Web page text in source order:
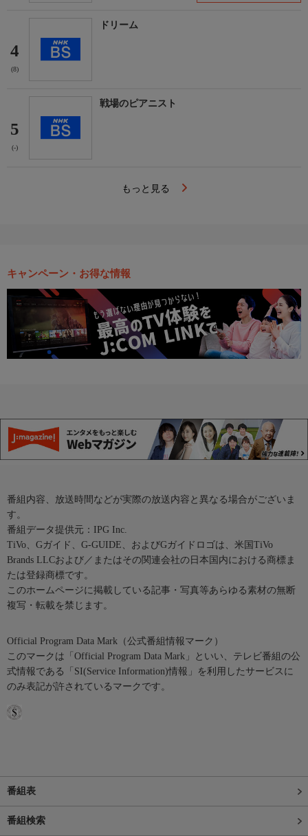
4
(8)
ドリーム
5
(-)
戦場のピアニスト
もっと見る
キャンペーン・お得な情報
番組内容、放送時間などが実際の放送内容と異なる場合がございま
す。
番組データ提供元：IPG Inc.
TiVo、Gガイド、G-GUIDE、およびGガイドロゴは、米国TiVo
Brands LLCおよび／またはその関連会社の日本国内における商標ま
たは登録商標です。
このホームページに掲載している記事・写真等あらゆる素材の無断
複写・転載を禁じます。
Official Program Data Mark（公式番組情報マーク）
このマークは「Official Program Data Mark」といい、テレビ番組の公
式情報である「SI(Service Information)情報」を利用したサービスに
のみ表記が許されているマークです。
番組表
番組検索